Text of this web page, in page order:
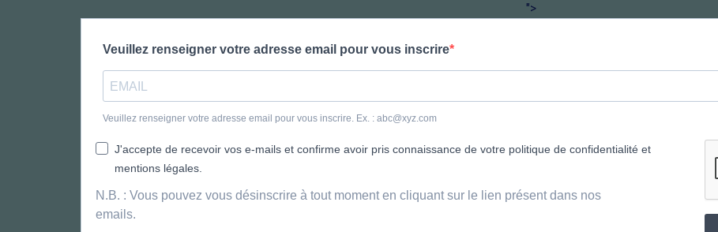
">
Veuillez renseigner votre adresse email pour vous inscrire
Veuillez renseigner votre adresse email pour vous inscrire. Ex. : abc@xyz.com
J'accepte de recevoir vos e-mails et confirme avoir pris connaissance de votre politique de confidentialité et
mentions légales.
N.B. : Vous pouvez vous désinscrire à tout moment en cliquant sur le lien présent dans nos
emails.